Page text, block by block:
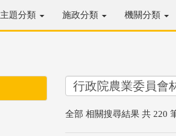
主題分類 施政分類 機關分類
全部 相關搜尋結果 共 220